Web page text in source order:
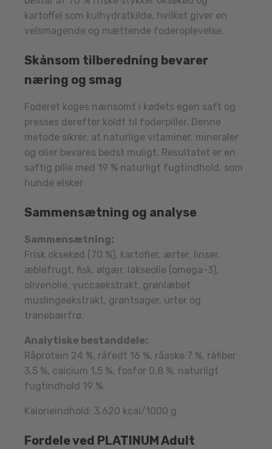
kartoffel som kulhydratkilde, hvilket giver en
velsmagende og mættende foderoplevelse.
Skånsom tilberedning bevarer
næring og smag
Foderet koges nænsomt i kødets egen saft og
presses derefter koldt til foderpiller. Denne
metode sikrer, at naturlige vitaminer, mineraler
og olier bevares bedst muligt. Resultatet er en
saftig pille med 19 % naturligt fugtindhold, som
hunde elsker.
Sammensætning og analyse
Sammensætning:
Frisk oksekød (70 %), kartofler, ærter, linser,
æblefrugt, fisk, ølgær, lakseolie (omega-3),
olivenolie, yuccaekstrakt, grønlæbet
muslingeekstrakt, grøntsager, urter og
tranebærfrø.
Analytiske bestanddele:
Råprotein 24 %, råfedt 16 %, råaske 7 %, råfiber
3,5 %, calcium 1,5 %, fosfor 0,8 %, naturligt
fugtindhold 19 %.
Kalorieindhold: 3.620 kcal/1000 g
Fordele ved PLATINUM Adult